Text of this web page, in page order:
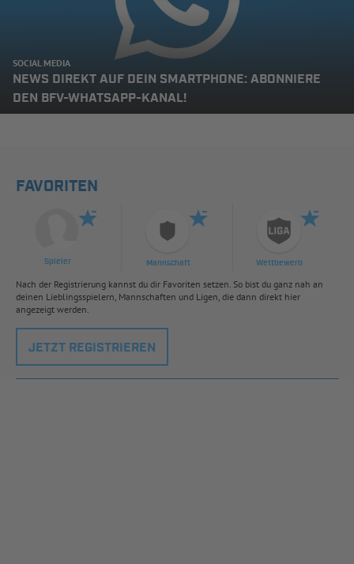
SOCIAL MEDIA
NEWS DIREKT AUF DEIN SMARTPHONE: ABONNIERE
DEN BFV-WHATSAPP-KANAL!
FAVORITEN
Spieler Mannschaft Wettbewerb
Nach der Registrierung kannst du dir Favoriten setzen. So bist du ganz nah an
deinen Lieblingsspielern, Mannschaften und Ligen, die dann direkt hier
angezeigt werden.
JETZT REGISTRIEREN